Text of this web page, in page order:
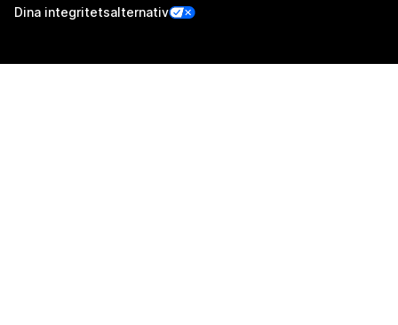
Dina integritetsalternativ